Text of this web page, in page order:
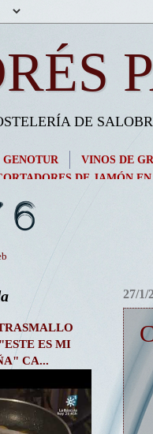
DE
GENOTUR
VINOS DE
DE JAMÓN
27/1/
ES MI
CA...